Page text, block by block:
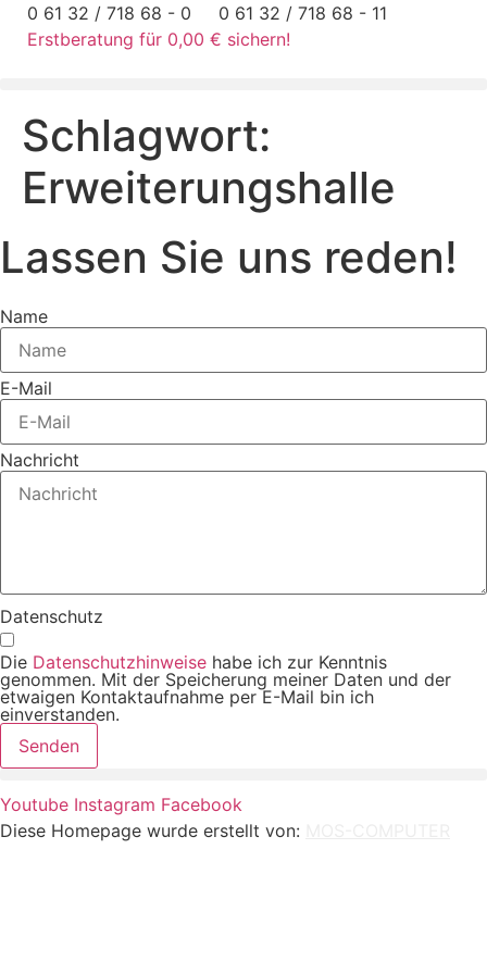
Zum
Inhalt
0 61 32 / 718 68 - 0
0 61 32 / 718 68 - 11
Erstberatung für 0,00 € sichern!
Schlagwort:
Erweiterungshalle
Lassen Sie uns reden!
Name
E-Mail
Nachricht
Datenschutz
Die Datenschutzhinweise habe ich zur Kenntnis
genommen. Mit der Speicherung meiner Daten und der
etwaigen Kontaktaufnahme per E-Mail bin ich
einverstanden.
Senden
Youtube Instagram Facebook
Diese Homepage wurde erstellt von: